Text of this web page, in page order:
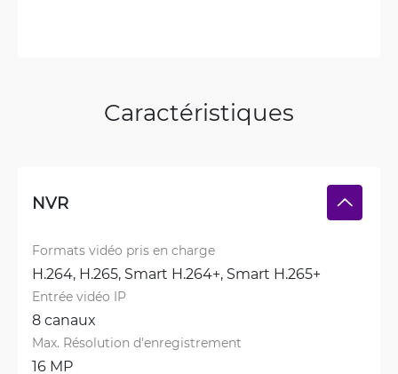
Caractéristiques
NVR
Formats vidéo pris en charge
H.264, H.265, Smart H.264+, Smart H.265+
Entrée vidéo IP
8 canaux
Max. Résolution d'enregistrement
16 MP